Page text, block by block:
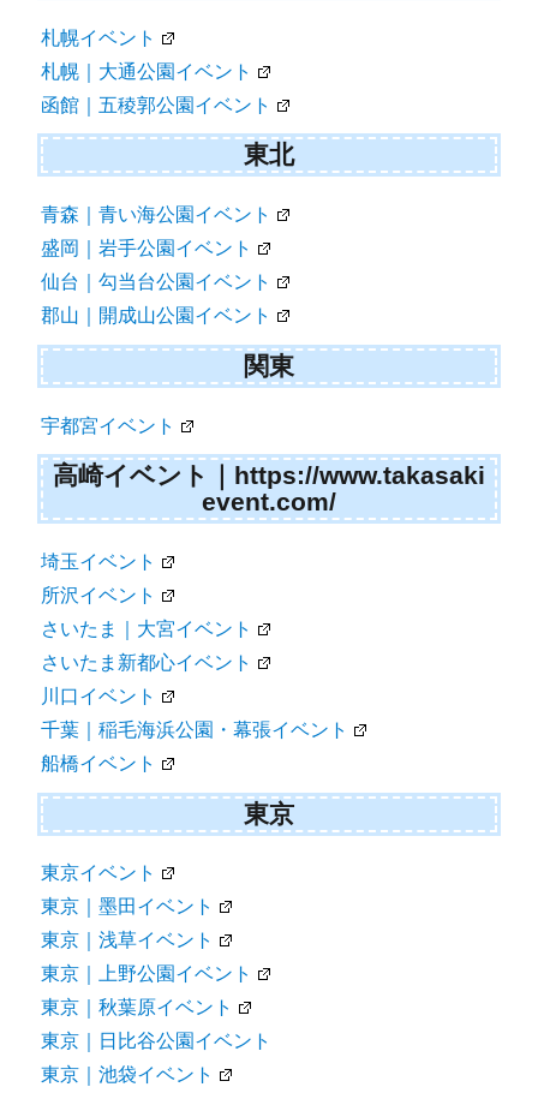
札幌イベント
札幌｜大通公園イベント
函館｜五稜郭公園イベント
東北
青森｜青い海公園イベント
盛岡｜岩手公園イベント
仙台｜勾当台公園イベント
郡山｜開成山公園イベント
関東
宇都宮イベント
高崎イベント｜https://www.takasaki
event.com/
埼玉イベント
所沢イベント
さいたま｜大宮イベント
さいたま新都心イベント
川口イベント
千葉｜稲毛海浜公園・幕張イベント
船橋イベント
東京
東京イベント
東京｜墨田イベント
東京｜浅草イベント
東京｜上野公園イベント
東京｜秋葉原イベント
東京｜日比谷公園イベント
東京｜池袋イベント